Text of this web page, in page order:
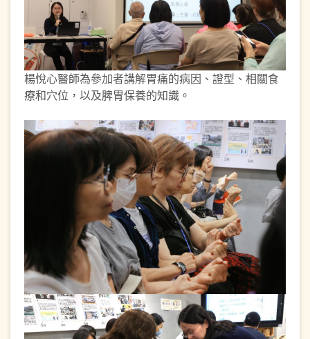
楊悅心醫師為參加者講解胃痛的病因、證型、相關食
療和穴位，以及脾胃保養的知識。